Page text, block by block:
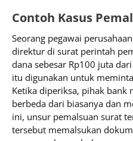
Contoh Kasus
Seorang pegawai
direktur di surat perintah
dana sebesar Rp100 juta
itu digunakan untuk
Ketika diperiksa, pihak bank
berbeda dari biasanya dan
ini, unsur pemalsuan surat
tersebut memalsukan